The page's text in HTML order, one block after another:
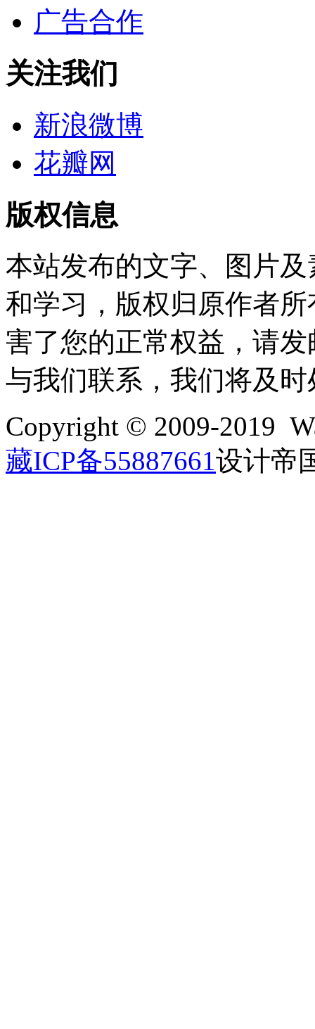
广告合作
关注我们
新浪微博
花瓣网
版权信息
本站发布的文字、图片
和学习，版权归原作者
害了您的正常权益，请发
与我们联系，我们将及时
Copyright © 2009-2019
藏ICP备55887661设计帝